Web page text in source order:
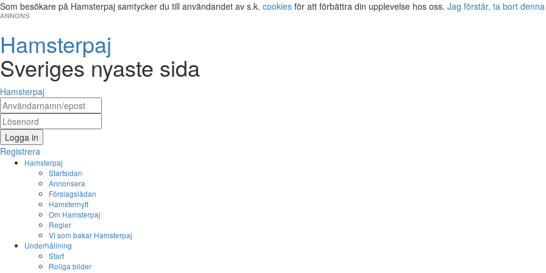
Som besökare på Hamsterpaj samtycker du till användandet av s.k. cookies för att förbättra din upplevelse hos oss. Jag förstår, ta bort
ANNONS
Hamsterpaj
Sveriges nyaste sida
Hamsterpaj
Logga in
Registrera
Hamsterpaj
Startsidan
Annonsera
Förslagslådan
Hamsternytt
Om Hamsterpaj
Regler
Vi som bakar Hamsterpaj
Underhållning
Start
Roliga bilder